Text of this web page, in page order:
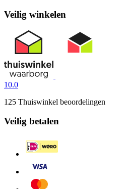
Veilig winkelen
10.0
125 Thuiswinkel beoordelingen
Veilig betalen